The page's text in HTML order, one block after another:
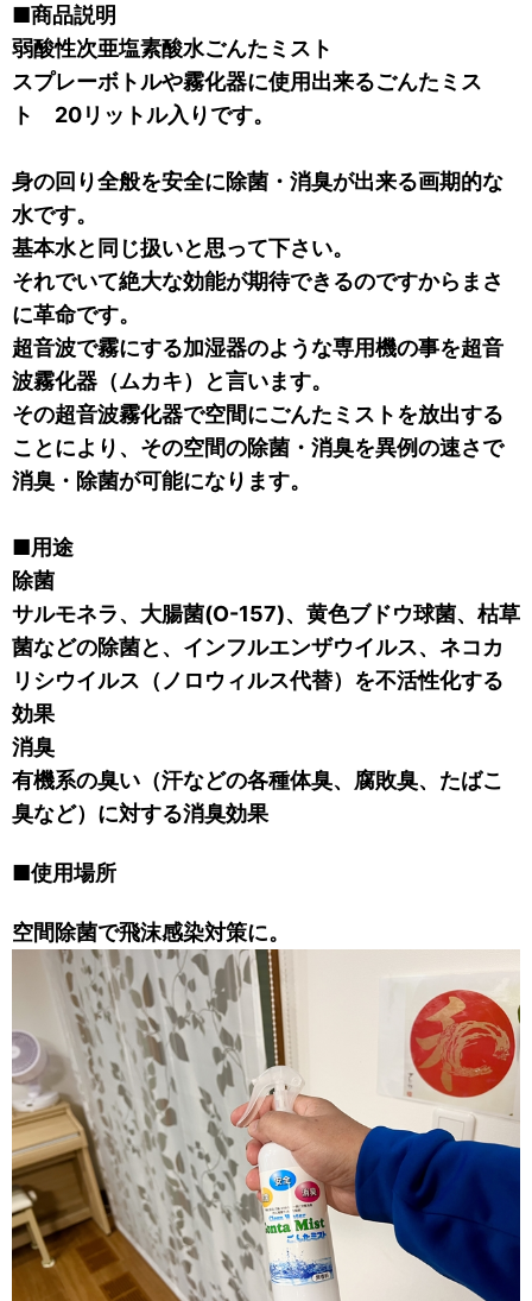
■商品説明
弱酸性次亜塩素酸水ごんたミスト
スプレーボトルや霧化器に使用出来るごんたミス
ト 20リットル入りです。
身の回り全般を安全に除菌・消臭が出来る画期的な
水です。
基本水と同じ扱いと思って下さい。
それでいて絶大な効能が期待できるのですからまさ
に革命です。
超音波で霧にする加湿器のような専用機の事を超音
波霧化器（ムカキ）と言います。
その超音波霧化器で空間にごんたミストを放出する
ことにより、その空間の除菌・消臭を異例の速さで
消臭・除菌が可能になります。
■用途
除菌
サルモネラ、大腸菌(O-157)、黄色ブドウ球菌、枯草
菌などの除菌と、インフルエンザウイルス、ネコカ
リシウイルス（ノロウィルス代替）を不活性化する
効果
消臭
有機系の臭い（汗などの各種体臭、腐敗臭、たばこ
臭など）に対する消臭効果
■使用場所
空間除菌で飛沫感染対策に。